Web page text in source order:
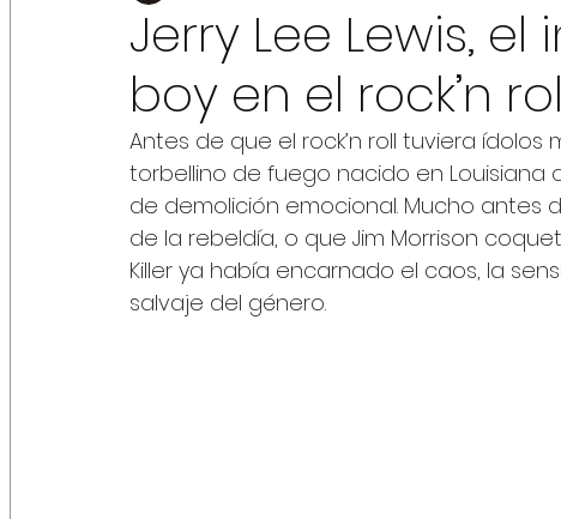
Jerry Lee Lewis,
boy en el rock’n
Antes de que el rock’n roll tuviera ídolos
torbellino de fuego nacido en
de demolición emocional. Mucho antes
de la rebeldía, o que Jim Morrison
Killer ya había encarnado el caos, la
salvaje del género.